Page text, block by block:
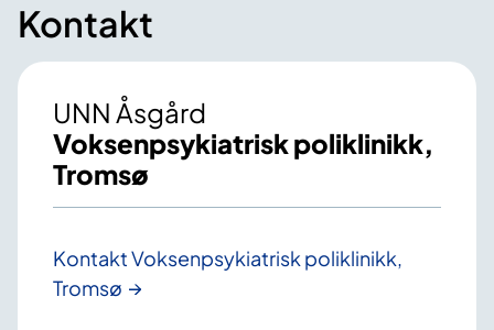
Kontakt
UNN Åsgård
Voksenpsykiatrisk poliklinikk,
Tromsø
Kontakt Voksenpsykiatrisk poliklinikk,
Tromsø